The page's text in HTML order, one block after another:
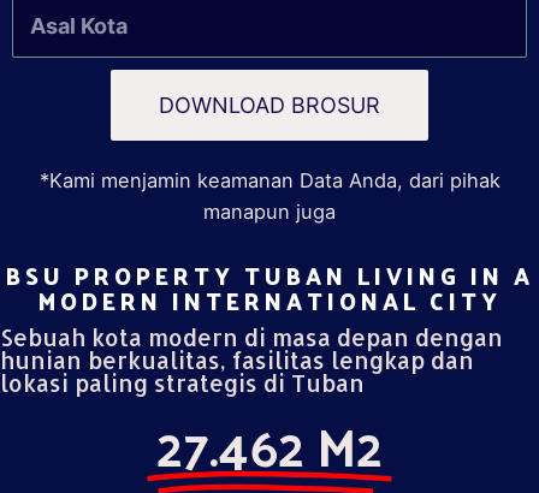
DOWNLOAD BROSUR
*Kami menjamin keamanan Data Anda, dari pihak
manapun juga
BSU PROPERTY TUBAN LIVING IN A
MODERN INTERNATIONAL CITY​
Sebuah kota modern di masa depan dengan
hunian berkualitas, fasilitas lengkap dan
lokasi paling strategis di Tuban
27.462 M2